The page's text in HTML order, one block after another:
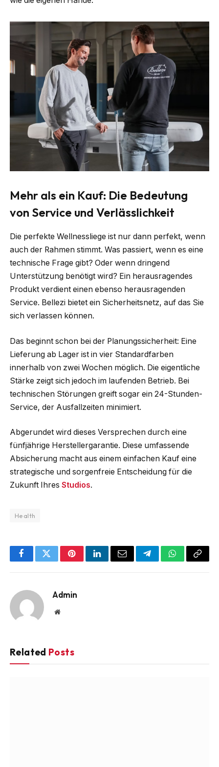
Mehr als ein Kauf: Die Bedeutung
von Service und Verlässlichkeit
Die perfekte Wellnessliege ist nur dann perfekt, wenn
auch der Rahmen stimmt. Was passiert, wenn es eine
technische Frage gibt? Oder wenn dringend
Unterstützung benötigt wird? Ein herausragendes
Produkt verdient einen ebenso herausragenden
Service. Bellezi bietet ein Sicherheitsnetz, auf das Sie
sich verlassen können.
Das beginnt schon bei der Planungssicherheit: Eine
Lieferung ab Lager ist in vier Standardfarben
innerhalb von zwei Wochen möglich. Die eigentliche
Stärke zeigt sich jedoch im laufenden Betrieb. Bei
technischen Störungen greift sogar ein 24-Stunden-
Service, der Ausfallzeiten minimiert.
Abgerundet wird dieses Versprechen durch eine
fünfjährige Herstellergarantie. Diese umfassende
Absicherung macht aus einem einfachen Kauf eine
strategische und sorgenfreie Entscheidung für die
Zukunft Ihres Studios.
Health
FacebookTwitterPinterestLinkedInEmail TelegramWhatsApp
Copy
Admin
Website
Related Posts